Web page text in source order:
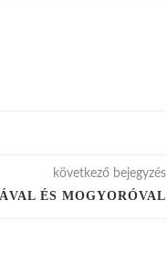
következő bejegyzés
ÉS MOGYORÓVAL